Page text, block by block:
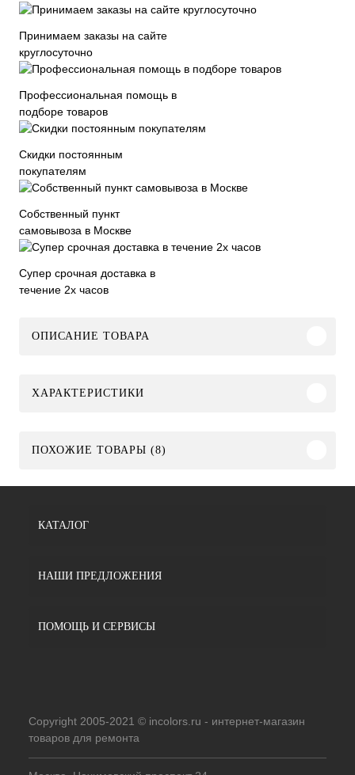
Принимаем заказы на сайте
круглосуточно
Профессиональная помощь в
подборе товаров
Скидки постоянным
покупателям
Собственный пункт
самовывоза в Москве
Супер срочная доставка в
течение 2х часов
ОПИСАНИЕ ТОВАРА
ХАРАКТЕРИСТИКИ
ПОХОЖИЕ ТОВАРЫ (8)
КАТАЛОГ
НАШИ ПРЕДЛОЖЕНИЯ
ПОМОЩЬ И СЕРВИСЫ
Copyright 2005-2021 © incolors.ru - интернет-магазин
товаров для ремонта